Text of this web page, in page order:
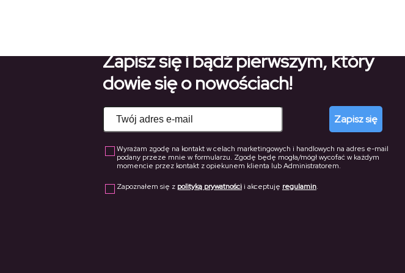
Zapisz się i bądź pierwszym, który
dowie się o nowościach!
Wyrażam zgodę na kontakt w celach marketingowych i handlowych na adres e-mail
podany przeze mnie w formularzu. Zgodę będę mogła/mógł wycofać w każdym
momencie przez kontakt z opiekunem klienta lub Administratorem.
Zapoznałem się z polityką prywatnościi akceptuję regulamin.
Zapisz się